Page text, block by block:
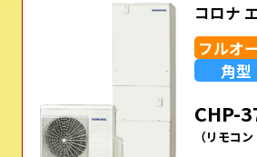
コロナ
フルオ
角型
CHP-
（リモコ